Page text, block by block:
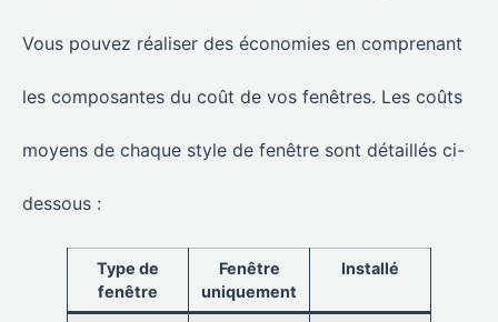
Vous pouvez réaliser des économies en comprenant
les composantes du coût de vos fenêtres. Les coûts
moyens de chaque style de fenêtre sont détaillés ci-
dessous :
Type de
fenêtre
Fenêtre
uniquement
Installé